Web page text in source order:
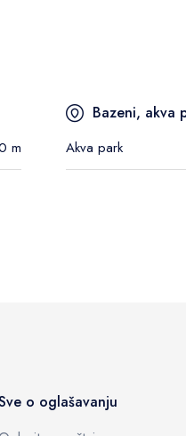
m
Bazeni, akva
Akva park
o oglašavanju